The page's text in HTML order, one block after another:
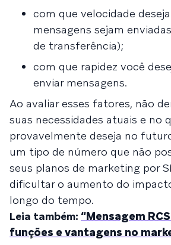
com que velocidade
mensagens sejam
de transferência);
com que rapidez você
enviar mensagens.
Ao avaliar esses fatores, não
suas necessidades atuais e no
provavelmente deseja no
um tipo de número que não
seus planos de marketing por
dificultar o aumento do
longo do tempo.
Leia também: “Mensagem
funções e vantagens no